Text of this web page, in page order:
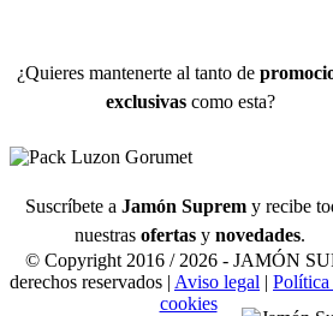
¿Quieres mantenerte al tanto de
exclusivascomo esta?
Suscríbete a Jamón Supremy recibe
nuestras ofertas y novedades.
© Copyright 2016 / 2026 - JAMÓN
derechos reservados | Aviso legal | Política
cookies